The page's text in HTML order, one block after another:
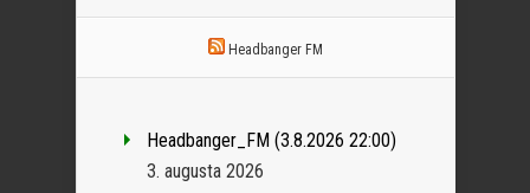
Headbanger FM
Headbanger_FM (3.8.2026 22:00)
3. augusta 2026